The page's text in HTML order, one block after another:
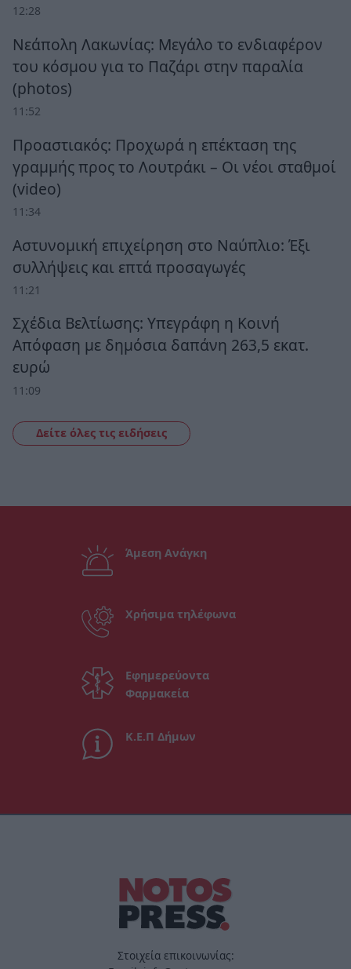
12:28
Νεάπολη Λακωνίας: Μεγάλο το ενδιαφέρον
του κόσμου για το Παζάρι στην παραλία
(photos)
11:52
Προαστιακός: Προχωρά η επέκταση της
γραμμής προς το Λουτράκι – Οι νέοι σταθμοί
(video)
11:34
Αστυνομική επιχείρηση στο Ναύπλιο: Έξι
συλλήψεις και επτά προσαγωγές
11:21
Σχέδια Βελτίωσης: Υπεγράφη η Κοινή
Απόφαση με δημόσια δαπάνη 263,5 εκατ.
ευρώ
11:09
Δείτε όλες τις ειδήσεις
Άμεση Ανάγκη
Χρήσιμα τηλέφωνα
Εφημερεύοντα
Φαρμακεία
Κ.Ε.Π Δήμων
Στοιχεία επικοινωνίας: